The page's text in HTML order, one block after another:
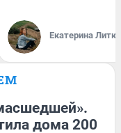
Екатерина
дома 200